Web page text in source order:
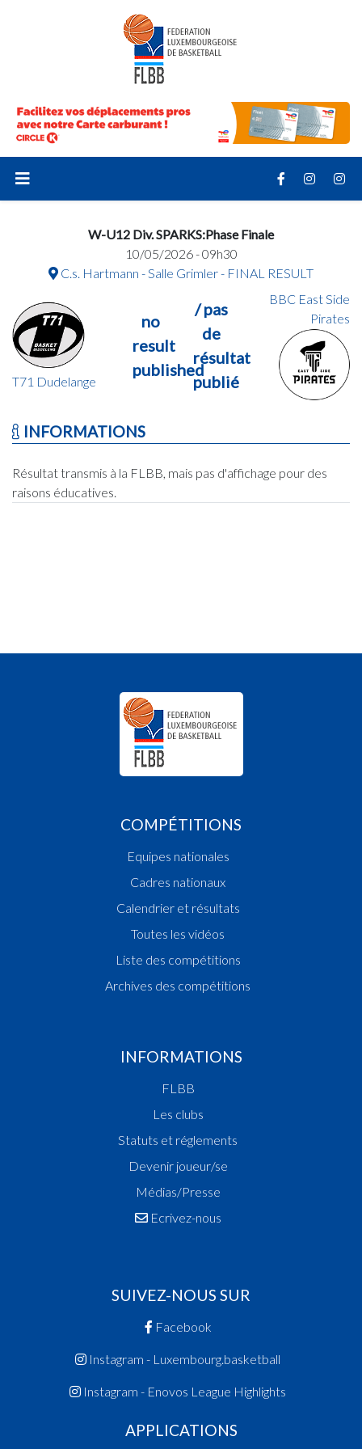
W-U12 Div. SPARKS:Phase Finale
10/05/2026 - 09h30
C.s. Hartmann - Salle Grimler - FINAL RESULT
T71 Dudelange
no
result
published
/ pas
de
résultat
publié
BBC East Side
Pirates
INFORMATIONS
Résultat transmis à la FLBB, mais pas d'affichage pour des
raisons éducatives.
COMPÉTITIONS
Equipes nationales
Cadres nationaux
Calendrier et résultats
Toutes les vidéos
Liste des compétitions
Archives des compétitions
INFORMATIONS
FLBB
Les clubs
Statuts et réglements
Devenir joueur/se
Médias/Presse
Ecrivez-nous
SUIVEZ-NOUS SUR
Facebook
Instagram - Luxembourg.basketball
Instagram - Enovos League Highlights
APPLICATIONS